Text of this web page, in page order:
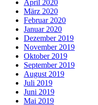
April 2020
März 2020
Februar 2020
Januar 2020
Dezember 2019
November 2019
Oktober 2019
September 2019
August 2019
Juli 2019
Juni 2019
Mai 2019